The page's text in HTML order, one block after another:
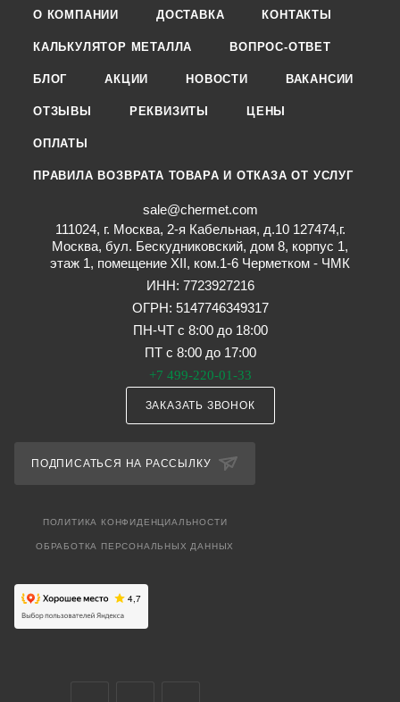
О КОМПАНИИ ДОСТАВКА КОНТАКТЫ
КАЛЬКУЛЯТОР МЕТАЛЛА ВОПРОС-ОТВЕТ
БЛОГ АКЦИИ НОВОСТИ ВАКАНСИИ
ОТЗЫВЫ РЕКВИЗИТЫ ЦЕНЫ
ОПЛАТЫ
ПРАВИЛА ВОЗВРАТА ТОВАРА И ОТКАЗА ОТ УСЛУГ
sale@chermet.com
111024, г. Москва, 2-я Кабельная, д.10 127474,г.
Москва, бул. Бескудниковский, дом 8, корпус 1,
этаж 1, помещение XII, ком.1-6 Черметком - ЧМК
ИНН: 7723927216
ОГРН: 5147746349317
ПН-ЧТ с 8:00 до 18:00
ПТ с 8:00 до 17:00
+7 499-220-01-33
ЗАКАЗАТЬ ЗВОНОК
ПОДПИСАТЬСЯ НА РАССЫЛКУ
ПОЛИТИКА КОНФИДЕНЦИАЛЬНОСТИ
ОБРАБОТКА ПЕРСОНАЛЬНЫХ ДАННЫХ